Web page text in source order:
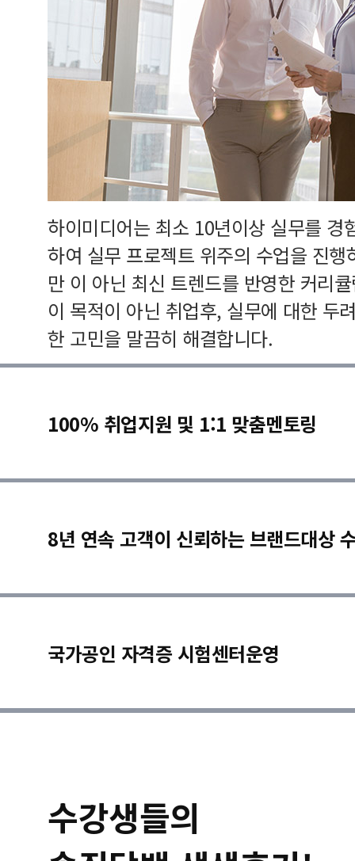
하이미디어는 최소 10년이상 실무를 경
하여 실무 프로젝트 위주의 수업을 진
만 이 아닌 최신 트렌드를 반영한 커리
이 목적이 아닌 취업후, 실무에 대한 두
한 고민을 말끔히 해결합니다.
100% 취업지원 및 1:1 맞춤멘토링
8년 연속 고객이 신뢰하는 브랜드대상
국가공인 자격증 시험센터운영
수강생들의